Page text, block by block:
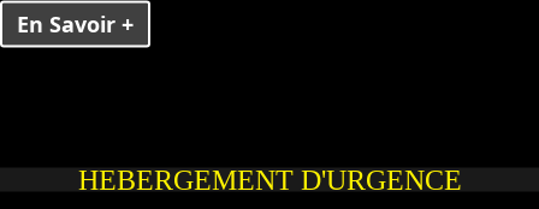
a pour but de soutenir et de participer à des
en faveur des jeunes migrant.e.s, notamment dans le
En Savoir +
HEBERGEMENT D'URGENCE